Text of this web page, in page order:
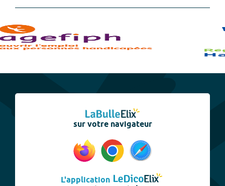
sur votre navigateur
L'application